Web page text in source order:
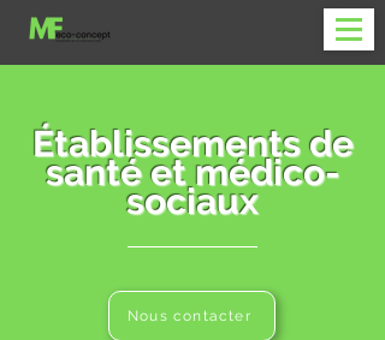
Établissements de
santé et médico-
sociaux
Nous contacter